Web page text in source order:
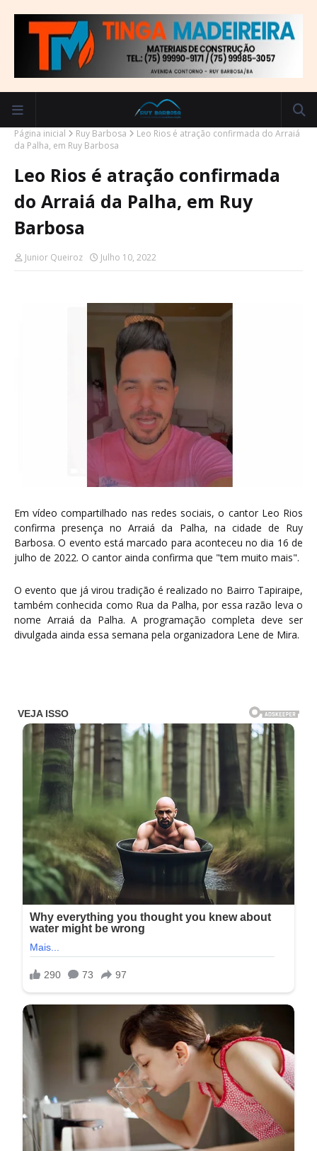
Página inicial Ruy Barbosa
Leo Rios é atração confirmada do Arraiá
da Palha, em Ruy Barbosa
Leo Rios é atração confirmada
do Arraiá da Palha, em Ruy
Barbosa
Junior Queiroz Julho 10, 2022
Em vídeo compartilhado nas redes sociais, o cantor Leo Rios
confirma presença no Arraiá da Palha, na cidade de Ruy
Barbosa. O evento está marcado para aconteceu no dia 16 de
julho de 2022. O cantor ainda confirma que "tem muito mais".
O evento que já virou tradição é realizado no Bairro Tapiraipe,
também conhecida como Rua da Palha, por essa razão leva o
nome Arraiá da Palha. A programação completa deve ser
divulgada ainda essa semana pela organizadora Lene de Mira.